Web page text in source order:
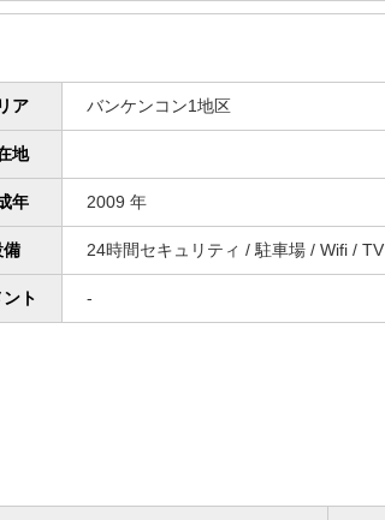
ア バンケンコン1地区
地
年 2009 年
備 24時間セキュリティ / 駐車場 / Wifi / TV
ント -